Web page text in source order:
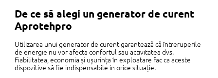
De ce să alegi un generator de curent
Aprotehpro
Utilizarea unui generator de curent garantează că întreruperile
de energie nu vor afecta confortul sau activitatea dvs.
Fiabilitatea, economia și ușurința în exploatare fac ca aceste
dispozitive să fie indispensabile în orice situație.